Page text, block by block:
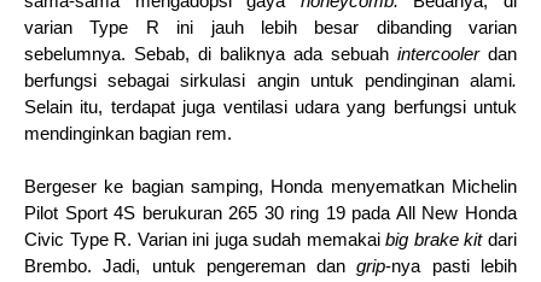
varian Type R ini jauh lebih besar dibanding varian
sebelumnya. Sebab, di baliknya ada sebuah intercooler dan
berfungsi sebagai sirkulasi angin untuk pendinginan alami
Selain itu, terdapat juga ventilasi udara yang berfungsi untuk
mendinginkan bagian rem.
Bergeser ke bagian samping, Honda menyematkan Michelin
Pilot Sport 4S berukuran 265 30 ring 19 pada All New Honda
Civic Type R. Varian ini juga sudah memakai big brake kit dari
Brembo. Jadi, untuk pengereman dan grip-nya pasti lebih